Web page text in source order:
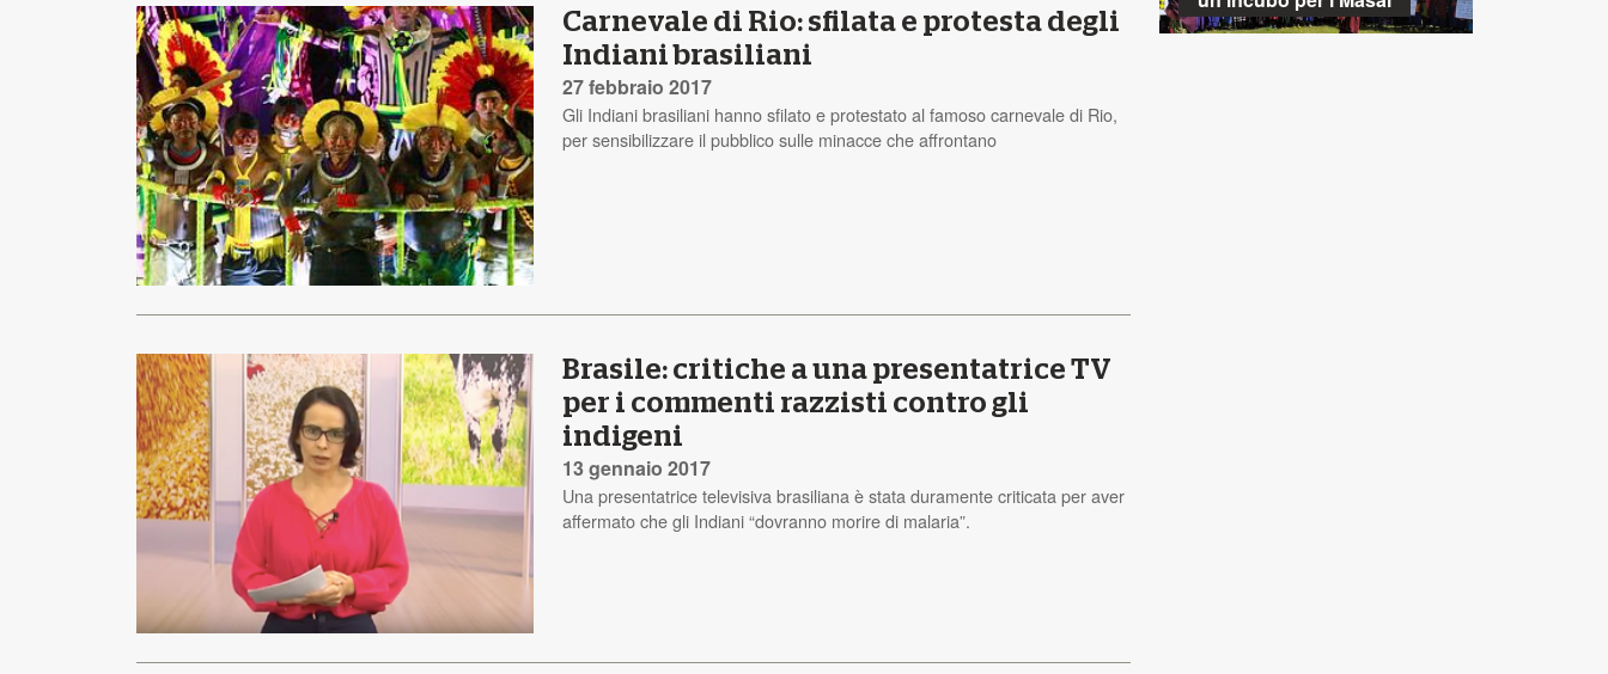
Carnevale di Rio: sfilata e protesta degli
Indiani brasiliani
27 febbraio 2017
Gli Indiani brasiliani hanno sfilato e protestato al famoso carnevale di Rio,
per sensibilizzare il pubblico sulle minacce che affrontano
Brasile: critiche a una presentatrice TV
per i commenti razzisti contro gli
indigeni
13 gennaio 2017
Una presentatrice televisiva brasiliana è stata duramente criticata per aver
affermato che gli Indiani “dovranno morire di malaria”.